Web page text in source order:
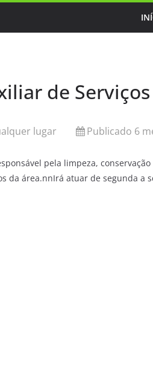
de
lugar Publicado 6
pela limpeza,
da área.nnIrá atuar de segunda a